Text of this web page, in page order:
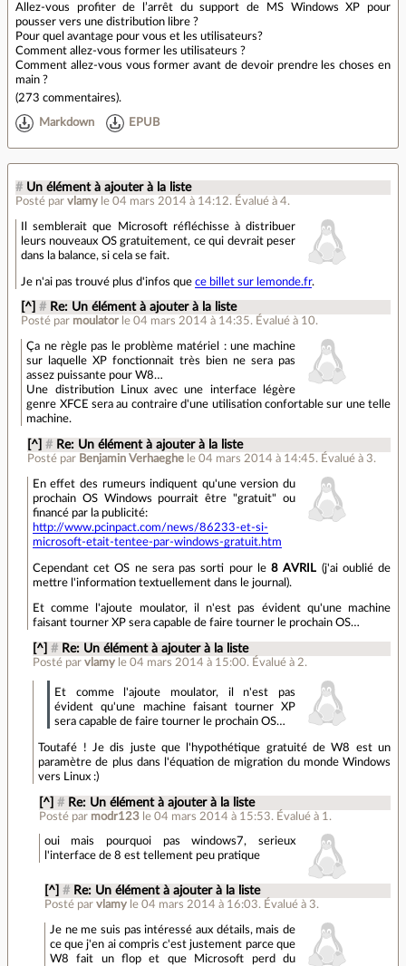
Allez-vous profiter de l’arrêt du support de MS Windows XP pour
pousser vers une distribution libre ?
Pour quel avantage pour vous et les utilisateurs?
Comment allez-vous former les utilisateurs ?
Comment allez-vous vous former avant de devoir prendre les choses en
main ?
(273 commentaires).
Markdown EPUB
# Un élément à ajouter à la liste
Posté par vlamy le 04 mars 2014 à 14:12. Évalué à 4.
Il semblerait que Microsoft réfléchisse à distribuer
leurs nouveaux OS gratuitement, ce qui devrait peser
dans la balance, si cela se fait.
Je n'ai pas trouvé plus d'infos que ce billet sur lemonde.fr.
[^] # Re: Un élément à ajouter à la liste
Posté par moulator le 04 mars 2014 à 14:35. Évalué à 10.
Ça ne règle pas le problème matériel : une machine
sur laquelle XP fonctionnait très bien ne sera pas
assez puissante pour W8…
Une distribution Linux avec une interface légère
genre XFCE sera au contraire d'une utilisation confortable sur une telle
machine.
[^] # Re: Un élément à ajouter à la liste
Posté par Benjamin Verhaeghe le 04 mars 2014 à 14:45. Évalué à 3.
En effet des rumeurs indiquent qu'une version du
prochain OS Windows pourrait être "gratuit" ou
financé par la publicité:
http://www.pcinpact.com/news/86233-et-si-
microsoft-etait-tentee-par-windows-gratuit.htm
Cependant cet OS ne sera pas sorti pour le8 AVRIL (j'ai oublié de
mettre l'information textuellement dans le journal).
Et comme l'ajoute moulator, il n'est pas évident qu'une machine
faisant tourner XP sera capable de faire tourner le prochain OS…
[^] # Re: Un élément à ajouter à la liste
Posté parvlamy le 04 mars 2014 à 15:00. Évalué à 2.
Et comme l'ajoute moulator, il n'est pas
évident qu'une machine faisant tourner XP
sera capable de faire tourner le prochain OS…
Toutafé ! Je dis juste que l'hypothétique gratuité de W8 est un
paramètre de plus dans l'équation de migration du monde Windows
vers Linux :)
[^] # Re: Un élément à ajouter à la liste
Posté par modr123 le 04 mars 2014 à 15:53. Évalué à 1 .
oui mais pourquoi pas windows7, serieux
l'interface de 8 est tellement peu pratique
[^] # Re: Un élément à ajouter à la liste
Posté par vlamy le 04 mars 2014 à 16:03.Évalué à 3.
Je ne me suis pas intéressé aux détails, mais de
ce que j'en ai compris c'est justement parce que
W8 fait un flop et que Microsoft perd du